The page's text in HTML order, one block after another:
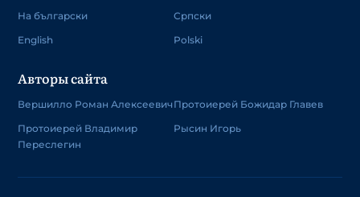
На български
English
Српски
Polski
Авторы сайта
Вершилло Роман Алексеевич
Протоиерей Владимир
Переслегин
Протоиерей Божидар Главев
Рысин Игорь